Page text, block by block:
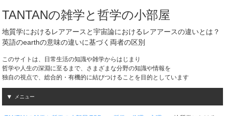
TANTANの雑学と哲学の小部屋
地質学におけるレアアースと宇宙論におけるレアアースの違いとは？
英語のearthの意味の違いに基づく両者の区別
このサイトは、日常生活の知識や雑学からはじまり
哲学や人生の深淵に至るまで、さまざまな分野の知識や情報を
独自の視点で、総合的・有機的に結びつけることを目的としています
メニュー